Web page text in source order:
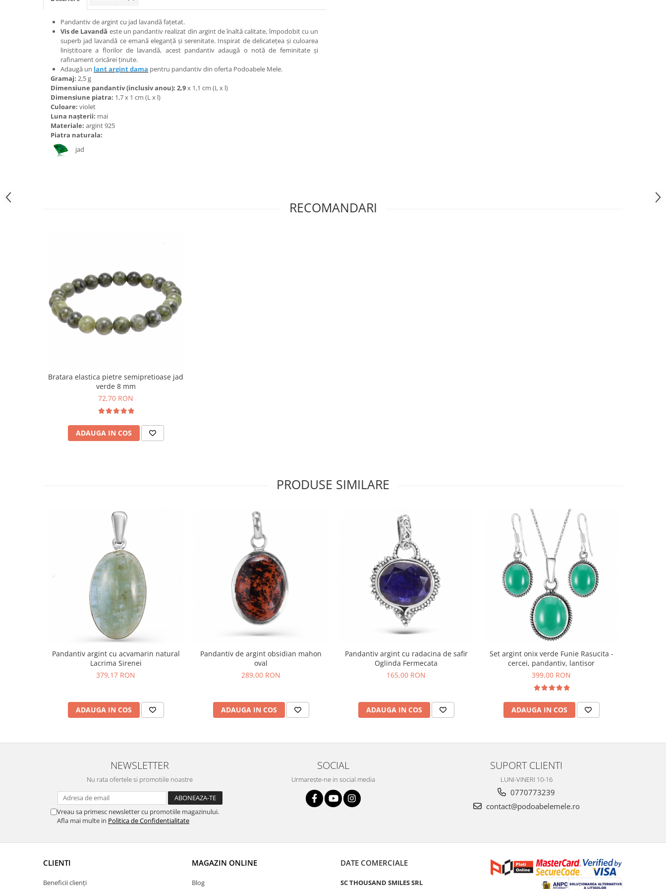
Bijuterii onix
Bijuterii peridot
Bijuterii piatra lunii
Bijuterii piatra soarelui
Bijuterii rodocrozit
Bijuterii rubin
Bijuterii sidef si abalone
Bijuterii spinel
Pandantiv de argint cu jad lavandă fațetat.
Vis de Lavandă este un pandantiv realizat din argint de înaltă calitate, împodobit cu un
superb jad lavandă ce emană eleganță și serenitate. Inspirat de delicatețea și culoarea
liniștitoare a florilor de lavandă, acest pandantiv adaugă o notă de feminitate și
rafinament oricărei ținute.
Adaugă un lant argint dama pentru pandantiv din oferta Podoabele Mele.
Gramaj: 2,5 g
Dimensiune pandantiv (inclusiv anou): 2,9x 1,1 cm (L x l)
Dimensiune piatra: 1,7 x 1 cm (L x l)
Culoare: violet
Luna nașterii: mai
Materiale: argint 925
Piatra naturala:
jad
RECOMANDARI
Bratara elastica pietre semipretioase jad
verde 8 mm
72,70 RON
ADAUGA IN COS
PRODUSE SIMILARE
Pandantiv argint cu acvamarin natural
Lacrima Sirenei
379,17 RON
ADAUGA IN COS
Pandantiv de argint obsidian mahon
oval
289,00 RON
ADAUGA IN COS
Pandantiv argint cu radacina de safir
Oglinda Fermecata
165,00 RON
ADAUGA IN COS
Set argint onix verde Funie Rasucita -
cercei, pandantiv, lantisor
399,00 RON
ADAUGA IN COS
NEWSLETTER
Nu rata ofertele si promotiile noastre
Vreau sa primesc newsletter cu promotiile magazinului.
Afla mai multe in Politica de Confidentialitate
SOCIAL
Urmareste-ne in social media
SUPORT CLIENTI
LUNI-VINERI 10-16
0770773239
contact@podoabelemele.ro
CLIENTI
Beneficii clienți
MAGAZIN ONLINE
Blog
DATE COMERCIALE
SC THOUSAND SMILES SRL